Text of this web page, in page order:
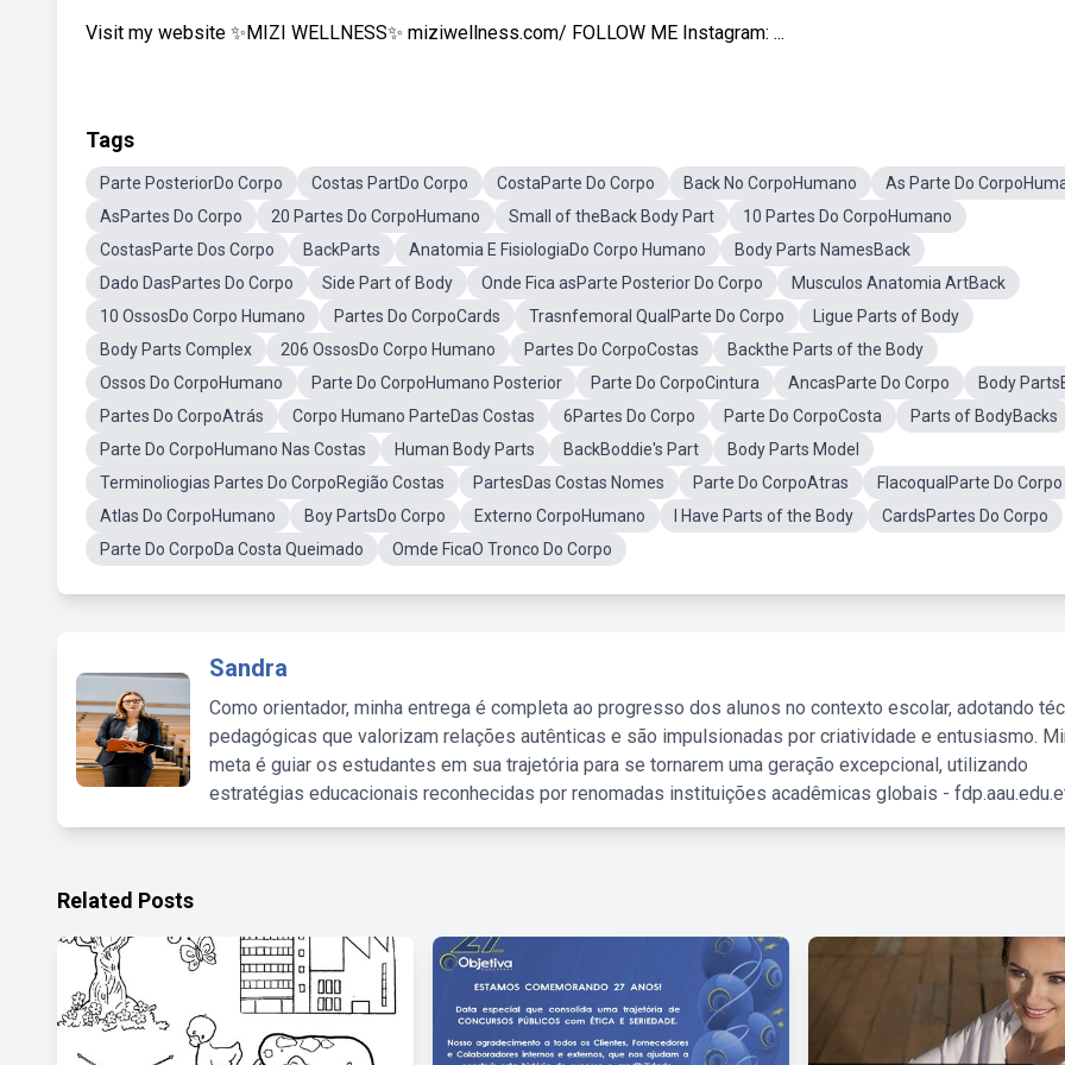
Visit my website ✨MIZI WELLNESS✨ miziwellness.com/ FOLLOW ME Instagram: ...
Tags
Parte PosteriorDo Corpo Costas PartDo Corpo CostaParte Do Corpo Back No CorpoHumano
As Parte Do
AsPartes Do Corpo
20 Partes Do CorpoHumano Small of theBack Body Part
10 Partes Do CorpoHumano
CostasParte Dos Corpo
BackParts Anatomia E FisiologiaDo Corpo Humano
Body Parts NamesBack
Dado DasPartes Do Corpo
Side Part of Body Onde Fica asParte Posterior Do Corpo
Musculos Anatomia ArtBack
10 OssosDo Corpo Humano
Partes Do CorpoCards Trasnfemoral QualParte Do Corpo
Ligue Parts of Body
Body Parts Complex
206 OssosDo Corpo Humano Partes Do CorpoCostas
Backthe Parts of the Body
Ossos Do CorpoHumano
Parte Do CorpoHumano Posterior Parte Do CorpoCintura AncasParte Do Corpo
Body
Partes Do CorpoAtrás
Corpo Humano ParteDas Costas 6Partes Do Corpo Parte Do CorpoCosta
Parts of BodyBacks
Parte Do CorpoHumano Nas Costas
Human Body Parts BackBoddie's Part
Body Parts Model
Terminoliogias Partes Do CorpoRegião Costas
PartesDas Costas Nomes Parte Do CorpoAtras
FlacoqualParte Do Corpo
Atlas Do CorpoHumano
Boy PartsDo Corpo Externo CorpoHumano I Have Parts of the Body
CardsPartes Do Corpo
Parte Do CorpoDa Costa Queimado
Omde FicaO Tronco Do Corpo
Sandra
Como orientador, minha entrega é completa ao progresso dos alunos no contexto escolar, adotando
pedagógicas que valorizam relações autênticas e são impulsionadas por criatividade e entusiasmo.
meta é guiar os estudantes em sua trajetória para se tornarem uma geração excepcional, utilizando
estratégias educacionais reconhecidas por renomadas instituições acadêmicas globais -
Related Posts